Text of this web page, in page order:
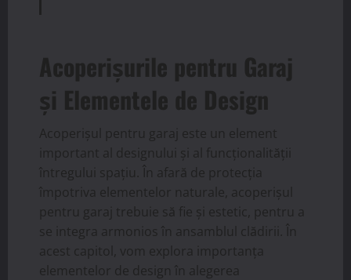
Acoperișurile pentru Garaj
și Elementele de Design
Acoperișul pentru garaj este un element
important al designului și al funcționalității
întregului spațiu. În afară de protecția
împotriva elementelor naturale, acoperișul
pentru garaj trebuie să fie și estetic, pentru a
se integra armonios în ansamblul clădirii. În
acest capitol, vom explora importanța
elementelor de design în alegerea